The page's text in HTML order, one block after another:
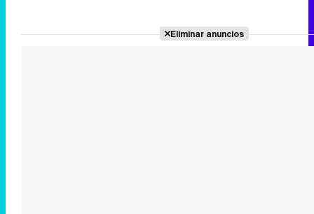
Eliminar anuncios